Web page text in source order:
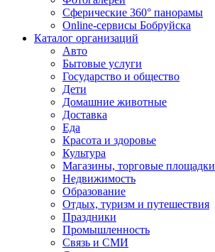
Сферические 360° панорамы
Online-сервисы Бобруйска
Каталог организаций
Авто
Бытовые услуги
Государство и общество
Дети
Домашние животные
Доставка
Еда
Красота и здоровье
Культура
Магазины, торговые площадки
Недвижимость
Образование
Отдых, туризм и путешествия
Праздники
Промышленность
Связь и СМИ